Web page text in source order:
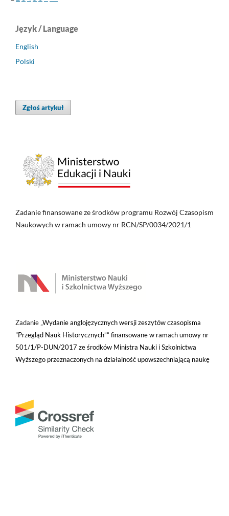
Język / Language
English
Polski
Zgłoś artykuł
Zadanie finansowane ze środków programu Rozwój Czasopism
Naukowych w ramach umowy nr RCN/SP/0034/2021/1
Zadanie „Wydanie anglojęzycznych wersji zeszytów czasopisma
"Przegląd Nauk Historycznych”” finansowane w ramach umowy nr
501/1/P-DUN/2017 ze środków Ministra Nauki i Szkolnictwa
Wyższego przeznaczonych na działalność upowszechniającą naukę